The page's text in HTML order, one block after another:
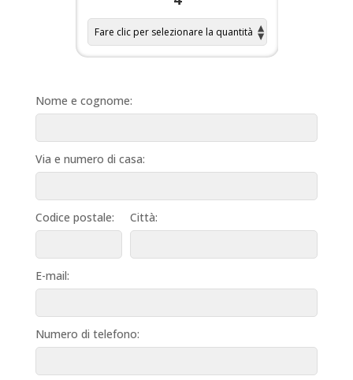
Nome e cognome:
Via e numero di casa:
Codice postale: Città:
E-mail:
Numero di telefono: